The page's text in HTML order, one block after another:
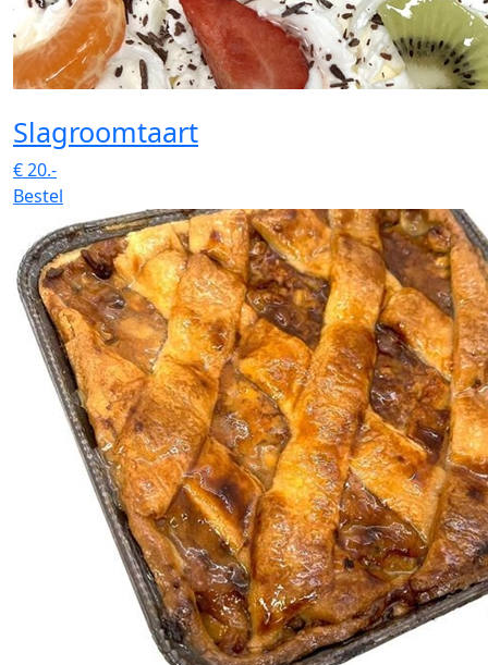
Slagroomtaart
€20.-
Bestel